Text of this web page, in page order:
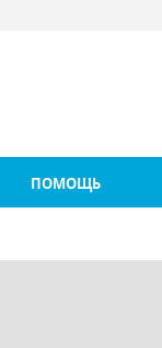
ПОМОЩЬ